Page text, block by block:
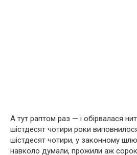
А тут раптом раз — і обірвалася
шістдесят чотири роки
шістдесят чотири, у законному
навколо думали, прожили аж сорок